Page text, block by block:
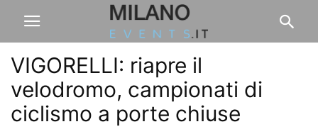
VIGORELLI: riapre il
velodromo, campionati di
ciclismo a porte chiuse